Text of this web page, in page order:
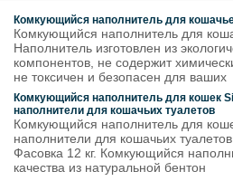
Комкующийся наполнитель для
Комкующийся наполнитель для
Наполнитель изготовлен из
компонентов, не содержит
не токсичен и безопасен для ваших
Комкующийся наполнитель для кошек
наполнители для кошачьих туалетов
Комкующийся наполнитель для
наполнители для кошачьих
Фасовка 12 кг. Комкующийся
качества из натуральной бентон